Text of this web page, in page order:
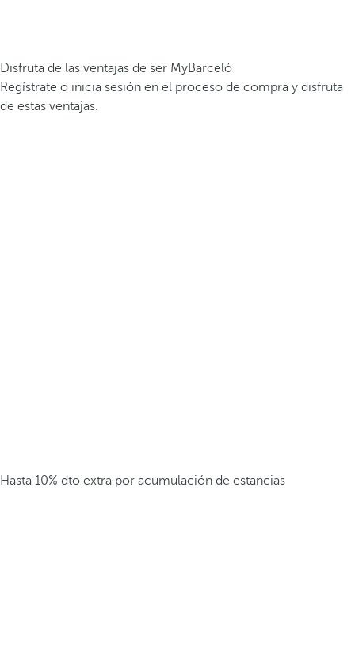
Disfruta de las ventajas de ser MyBarceló
Regístrate o inicia sesión en el proceso de compra y disfruta
de estas ventajas.
Hasta 10% dto extra por acumulación de estancias